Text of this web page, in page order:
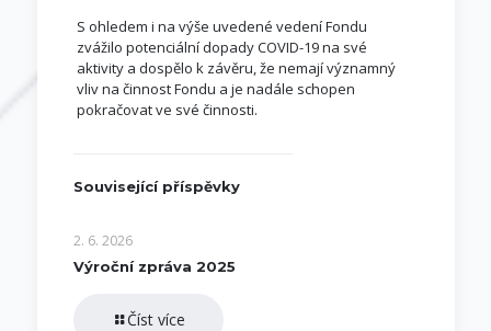
S ohledem i na výše uvedené vedení Fondu
zvážilo potenciální dopady COVID-19 na své
aktivity a dospělo k závěru, že nemají významný
vliv na činnost Fondu a je nadále schopen
pokračovat ve své činnosti.
Související příspěvky
2. 6. 2026
Výroční zpráva 2025
Číst více